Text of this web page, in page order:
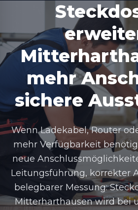
mehr
sichere
Wenn Ladekabel, Router
mehr Verfügbarkeit
neue
Leitungsführung, korrekter
belegbarer Messung:
Mitterharthausen wird bei